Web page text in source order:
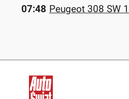
07:48 Peugeot 308 SW